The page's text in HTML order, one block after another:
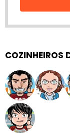
COZINHEIROS